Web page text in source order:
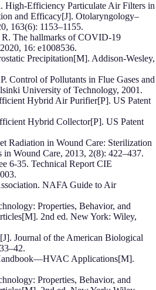
High-Efficiency Particulate Air Filters in
and Efficacy[J]. Otolaryngology–
163(6): 1153–1155.
The hallmarks of COVID-19
16: e1008536.
Precipitation[M]. Addison-Wesley,
Control of Pollutants in Flue Gases and
University of Technology, 2001.
Hybrid Air Purifier[P]. US Patent
Hybrid Collector[P]. US Patent
Radiation in Wound Care: Sterilization
Wound Care, 2013, 2(8): 422–437.
6-35. Technical Report CIE
NAFA Guide to Air
Properties, Behavior, and
2nd ed. New York: Wiley,
Journal of the American Biological
Applications[M].
Properties, Behavior, and